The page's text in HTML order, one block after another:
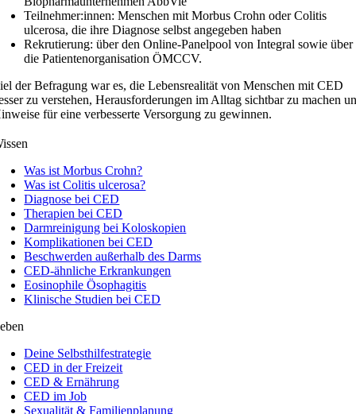
Teilnehmer:innen: Menschen mit Morbus Crohn oder Colitis
ulcerosa, die ihre Diagnose selbst angegeben haben
Rekrutierung: über den Online-Panelpool von Integral sowie über
die Patientenorganisation ÖMCCV.
der Befragung war es, die Lebensrealität von Menschen mit CED
zu verstehen, Herausforderungen im Alltag sichtbar zu machen
für eine verbesserte Versorgung zu gewinnen.
Was ist Morbus Crohn?
Was ist Colitis ulcerosa?
Diagnose bei CED
Therapien bei CED
Darmreinigung bei Koloskopien
Komplikationen bei CED
Beschwerden außerhalb des Darms
CED-ähnliche Erkrankungen
Eosinophile Ösophagitis
Klinische Studien bei CED
Deine Selbsthilfestrategie
CED in der Freizeit
CED & Ernährung
CED im Job
Sexualität & Familienplanung